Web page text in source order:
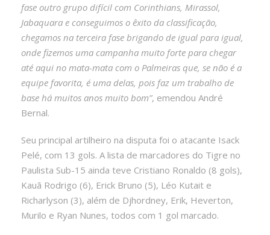
fase outro grupo difícil com Corinthians, Mirassol,
Jabaquara e conseguimos o êxito da classificação,
chegamos na terceira fase brigando de igual para igual,
onde fizemos uma campanha muito forte para chegar
até aqui no mata-mata com o Palmeiras que, se não é a
equipe favorita, é uma delas, pois faz um trabalho de
base há muitos anos muito bom”, emendou André
Bernal.
Seu principal artilheiro na disputa foi o atacante Isack
Pelé, com 13 gols. A lista de marcadores do Tigre no
Paulista Sub-15 ainda teve Cristiano Ronaldo (8 gols),
Kauã Rodrigo (6), Erick Bruno (5), Léo Kutait e
Richarlyson (3), além de Djhordney, Erik, Heverton,
Murilo e Ryan Nunes, todos com 1 gol marcado.